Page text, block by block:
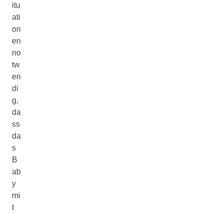
itu
ati
on
en
no
tw
en
di
g,
da
ss
da
s
B
ab
y
mi
t